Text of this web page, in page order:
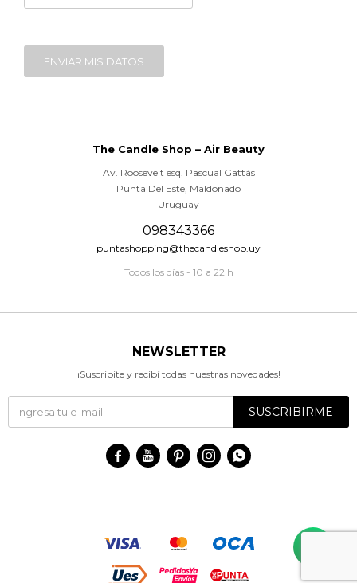
ENVIAR MIS DATOS
The Candle Shop – Air Beauty
Av. Roosevelt esq. Pascual Gattás
Punta Del Este, Maldonado
Uruguay
098343366
puntashopping@thecandleshop.uy
Todos los días - 10 a 22 h
NEWSLETTER
¡Suscribite y recibí todas nuestras novedades!
SUSCRIBIRME
    